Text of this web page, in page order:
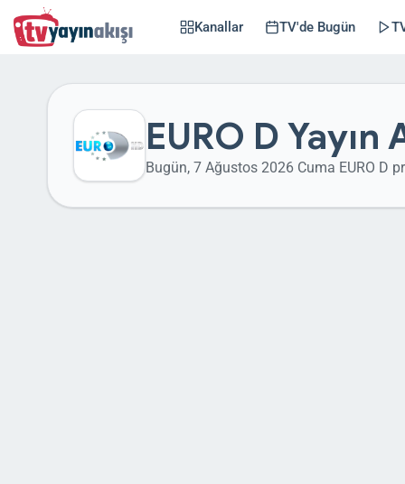
Kanallar TV'de Bugün
EURO D Yayın
Bugün, 7 Ağustos 2026 Cuma EURO D